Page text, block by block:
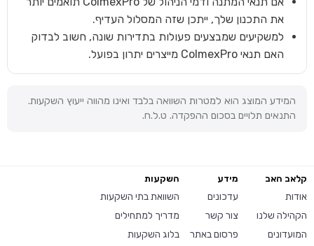
את התכנון שלך, ייתכן שזה המסלול העדיף.
למשקיעים שמבצעים פעולות בתדירות שונה, חשוב לבדוק
האם תנאי ColmexPro מייצרים יתרון בפועל.
המידע המוצג הוא למטרות השוואה בלבד ואינו מהווה ייעוץ השקעות.
התנאים תלויים בסכום ההפקדה. ט.ל.ח.
קלאב האב
אודות
הקהילה שלנו
המועדונים
מידע
עדכונים
צור קשר
פרסום באתר
השקעות
השוואת בתי השקעות
מדריך למתחילים
בלוג השקעות